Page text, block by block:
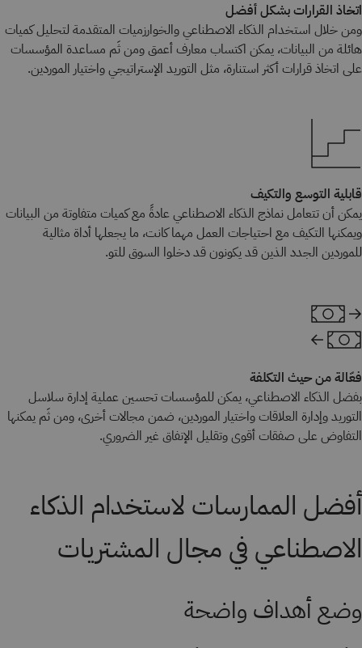
اتخاذ القرارات بشكل أفضل
ومن خلال استخدام الذكاء الاصطناعي والخوارزميات المتقدمة لتحليل كميات
هائلة من البيانات، يمكن اكتساب معارف أعمق ومن ثَم مساعدة المؤسسات
على اتخاذ قرارات أكثر استنارة، مثل التوريد الإستراتيجي واختيار الموردين.
قابلية التوسع والتكيف
يمكن أن تتعامل نماذج الذكاء الاصطناعي عادةً مع كميات متفاوتة من البيانات
ويمكنها التكيف مع احتياجات العمل مهما كانت، ما يجعلها أداة مثالية
للموردين الجدد الذين قد يكونون قد دخلوا السوق للتو.
فعّالة من حيث التكلفة
بفضل الذكاء الاصطناعي، يمكن للمؤسسات تحسين عملية إدارة سلاسل
التوريد وإدارة العلاقات واختيار الموردين، ضمن مجالات أخرى، ومن ثَم يمكنها
التفاوض على صفقات أقوى وتقليل الإنفاق غير الضروري.
أفضل الممارسات لاستخدام الذكاء
الاصطناعي في مجال المشتريات
وضع أهداف واضحة